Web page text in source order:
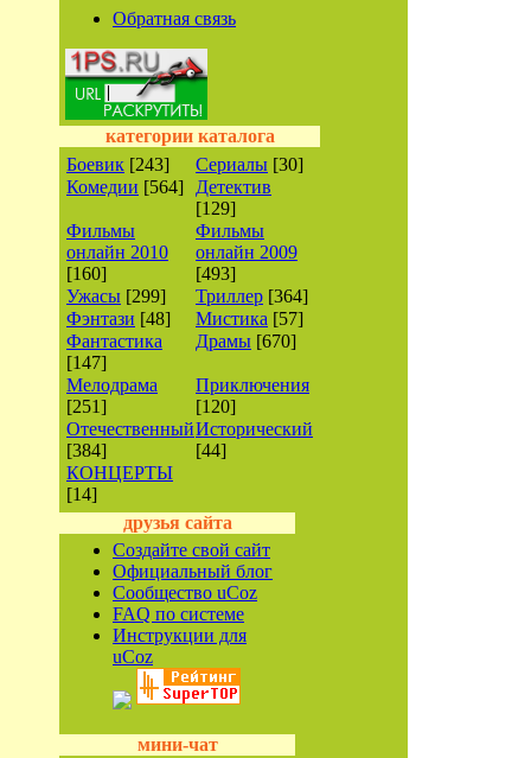
Обратная связь
категории каталога
Боевик [243] Сериалы [30]
Комедии [564]
Детектив
[129]
Фильмы
онлайн 2010
[160]
Фильмы
онлайн 2009
[493]
Ужасы [299] Триллер [364]
Фэнтази [48] Мистика [57]
Фантастика
[147]
Драмы [670]
Мелодрама
[251]
Приключения
[120]
Отечественный
[384]
Исторический
[44]
КОНЦЕРТЫ
[14]
друзья сайта
Создайте свой сайт
Официальный блог
Сообщество uCoz
FAQ по системе
Инструкции для
uCoz
мини-чат